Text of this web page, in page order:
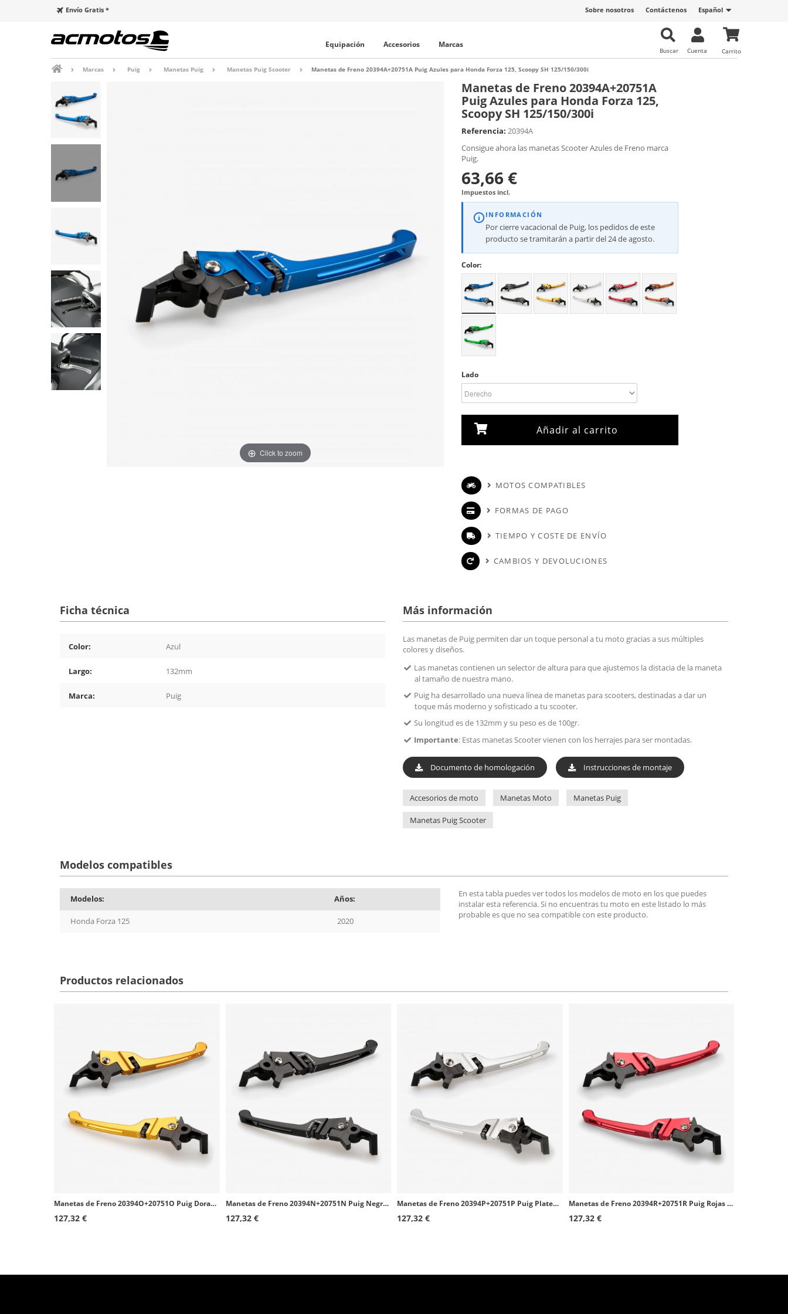
Español
Contáctenos
Sobre nosotros
Envío Gratis *
Carrito
Cuenta
Buscar
Equipación Accesorios Marcas
Marcas Puig Manetas Puig Manetas Puig Scooter Manetas de Freno 20394A+20751A Puig Azules para Honda Forza 125, Scoopy SH 125/150/300i
Click to zoom
Manetas de Freno 20394A+20751A
Puig Azules para Honda Forza 125,
Scoopy SH 125/150/300i
Referencia: 20394A
Consigue ahora las manetas Scooter Azules de Freno marca
Puig.
63,66 €
Impuestos incl.
INFORMACIÓN
Por cierre vacacional de Puig, los pedidos de este
producto se tramitarán a partir del 24 de agosto.
Color:
Lado
Añadir al carrito
MOTOS COMPATIBLES
FORMAS DE PAGO
TIEMPO Y COSTE DE ENVÍO
CAMBIOS Y DEVOLUCIONES
Ficha técnica
Color: Azul
Largo: 132mm
Marca: Puig
Más información
Las manetas de Puig permiten dar un toque personal a tu moto gracias a sus múltiples
colores y diseños.
Las manetas contienen un selector de altura para que ajustemos la distacia de la maneta
al tamaño de nuestra mano.
Puig ha desarrollado una nueva línea de manetas para scooters, destinadas a dar un
toque más moderno y sofisticado a tu scooter.
Su longitud es de 132mm y su peso es de 100gr.
Importante: Estas manetas Scooter vienen con los herrajes para ser montadas.
Documento de homologación Instrucciones de montaje
Accesorios de moto Manetas Moto Manetas Puig
Manetas Puig Scooter
Modelos compatibles
Modelos: Años:
Honda Forza 125 2020
En esta tabla puedes ver todos los modelos de moto en los que puedes
instalar esta referencia. Si no encuentras tu moto en este listado lo más
probable es que no sea compatible con este producto.
Productos relacionados
Manetas de Freno 20394O+20751O Puig Doradas para Honda Forza 125, Scoopy SH 125/150/300i
127,32 €
Manetas de Freno 20394N+20751N Puig Negras para Honda Forza 125, Scoopy SH 125/150/300i
127,32 €
Manetas de Freno 20394P+20751P Puig Plateadas para Honda Forza 125, Scoopy SH 125/150/300i
127,32 €
Manetas de Freno 20394R+20751R Puig Rojas para Honda Forza 125, Scoopy SH 125/150/300i
127,32 €